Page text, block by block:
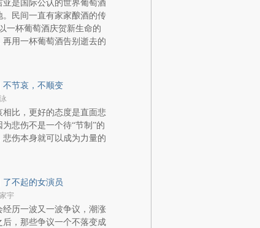
亚是国际公认的世界葡萄酒
。民间一直有家家酿酒的传
一杯葡萄酒庆贺新生命的
再用一杯葡萄酒告别逝去的
不节哀，不顺变
相比，更好的态度是直面悲
为悲伤不是一个待“节制”的
悲伤本身就可以成为力量的
了不起的女演员
宇
经历一波又一波争议，潮涨
后，那些争议一个不落变成